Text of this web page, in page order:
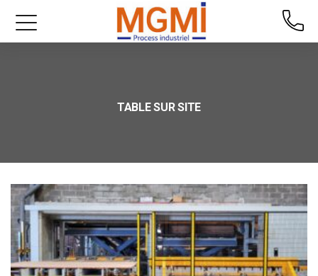
TABLE SUR SITE